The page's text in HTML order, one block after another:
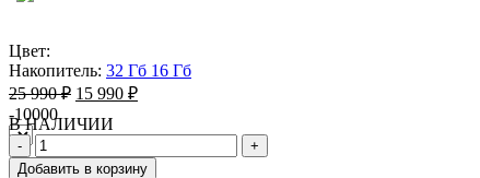
Цвет:
Накопитель: 32 Гб 16 Гб
25 990 ₽ 15 990 ₽
-10000
В НАЛИЧИИ
Добавить в корзину